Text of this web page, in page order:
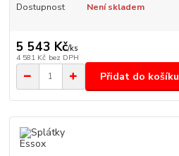
Dostupnost Není skladem
5 543 Kč/ks
4 581 Kč bez DPH
Přidat do košíku